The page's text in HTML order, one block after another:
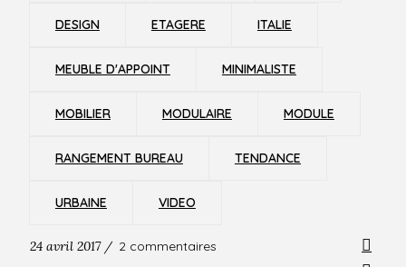
DESIGN ETAGERE ITALIE
MEUBLE D'APPOINT MINIMALISTE
MOBILIER MODULAIRE MODULE
RANGEMENT BUREAU TENDANCE
URBAINE VIDEO
24 avril 2017 / 2 commentaires